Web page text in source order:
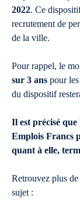
2022. Ce
recrutement de
de la ville.
Pour rappel, le
sur 3 ans pour
du dispositif
Il est précisé
Emplois Francs
quant à elle,
Retrouvez plus
sujet :